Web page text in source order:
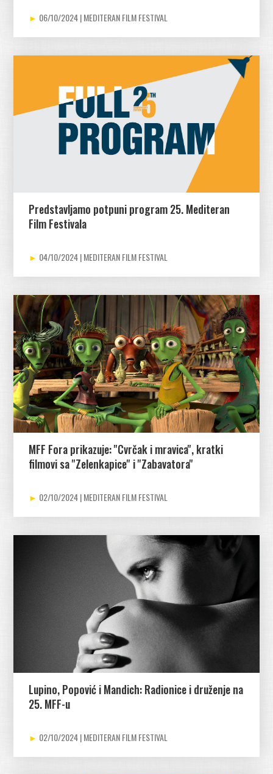
06/10/2024
Predstavljamo potpuni program 25. Mediteran
Film Festivala
04/10/2024
MFF Fora prikazuje: ''Cvrčak i mravica'', kratki
filmovi sa ''Zelenkapice'' i ''Zabavatora''
02/10/2024
Lupino, Popović i Mandich: Radionice i druženje na
25. MFF-u
02/10/2024